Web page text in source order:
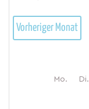
Vorheriger Monat
Mo. Di.